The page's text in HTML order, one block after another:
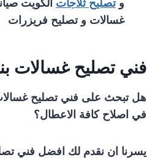
وتصليح ثلاجات الكويت
غسالات و تصليح فريزرات
فني تصليح غسالات
هل تبحث على فني تصليح
في اصلاح كافة الاعطال؟
يسرنا ان نقدم لك افضل فني